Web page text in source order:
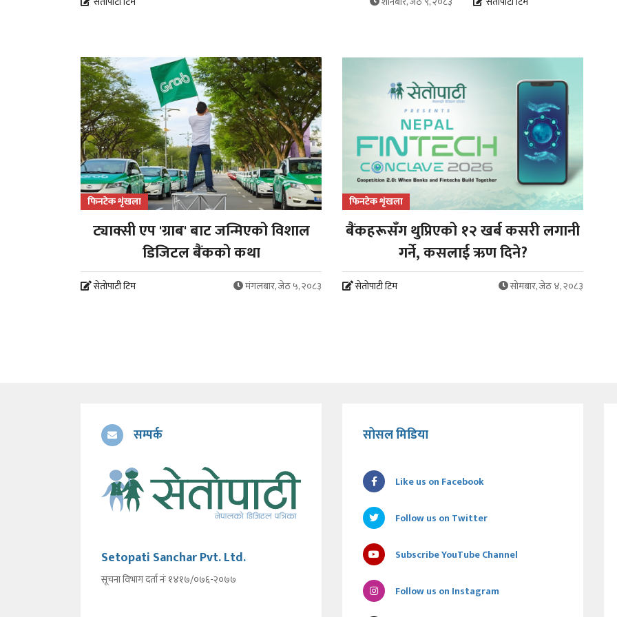
फिनटेक शृंखला
ट्याक्सी एप 'ग्राब' बाट जन्मिएको विशाल
डिजिटल बैंकको कथा
सेतोपाटी टिम मंगलबार, जेठ ५, २०८३
फिनटेक शृंखला
बैंकहरूसँग थुप्रिएको १२ खर्ब कसरी लगानी
गर्ने, कसलाई ऋण दिने?
सेतोपाटी टिम सोमबार, जेठ ४, २०८३
सम्पर्क
Setopati Sanchar Pvt. Ltd.
सूचना विभाग दर्ता नंः १४१७/०७६-२०७७
सोसल मिडिया
Like us on Facebook
Follow us on Twitter
Subscribe YouTube Channel
Follow us on Instagram